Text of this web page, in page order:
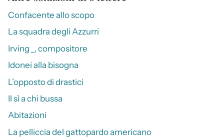
Confacente allo scopo
La squadra degli Azzurri
Irving _, compositore
Idonei alla bisogna
L’opposto di drastici
Il sì a chi bussa
Abitazioni
La pelliccia del gattopardo americano